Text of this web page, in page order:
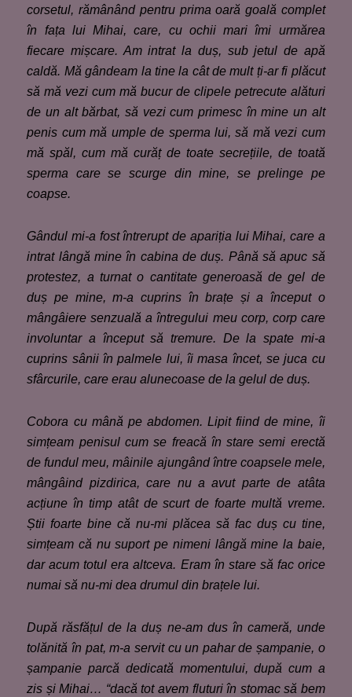
corsetul, rămânând pentru prima oară goală complet
în fața lui Mihai, care, cu ochii mari îmi urmărea
fiecare mișcare. Am intrat la duș, sub jetul de apă
caldă. Mă gândeam la tine la cât de mult ți-ar fi plăcut
să mă vezi cum mă bucur de clipele petrecute alături
de un alt bărbat, să vezi cum primesc în mine un alt
penis cum mă umple de sperma lui, să mă vezi cum
mă spăl, cum mă curăț de toate secrețiile, de toată
sperma care se scurge din mine, se prelinge pe
coapse.
Gândul mi-a fost întrerupt de apariția lui Mihai, care a
intrat lângă mine în cabina de duș. Până să apuc să
protestez, a turnat o cantitate generoasă de gel de
duș pe mine, m-a cuprins în brațe și a început o
mângâiere senzuală a întregului meu corp, corp care
involuntar a început să tremure. De la spate mi-a
cuprins sânii în palmele lui, îi masa încet, se juca cu
sfârcurile, care erau alunecoase de la gelul de duș.
Cobora cu mână pe abdomen. Lipit fiind de mine, îi
simțeam penisul cum se freacă în stare semi erectă
de fundul meu, mâinile ajungând între coapsele mele,
mângâind pizdirica, care nu a avut parte de atâta
acțiune în timp atât de scurt de foarte multă vreme.
Știi foarte bine că nu-mi plăcea să fac duș cu tine,
simțeam că nu suport pe nimeni lângă mine la baie,
dar acum totul era altceva. Eram în stare să fac orice
numai să nu-mi dea drumul din brațele lui.
După răsfățul de la duș ne-am dus în cameră, unde
tolănită în pat, m-a servit cu un pahar de șampanie, o
șampanie parcă dedicată momentului, după cum a
zis și Mihai… “dacă tot avem fluturi în stomac să bem